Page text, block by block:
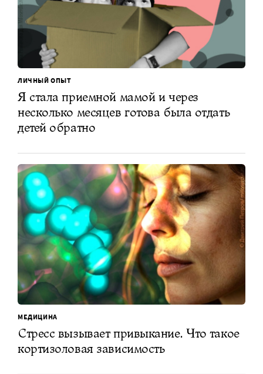
ЛИЧНЫЙ ОПЫТ
Я стала приемной мамой и через
несколько месяцев готова была отдать
детей обратно
МЕДИЦИНА
Стресс вызывает привыкание. Что такое
кортизоловая зависимость